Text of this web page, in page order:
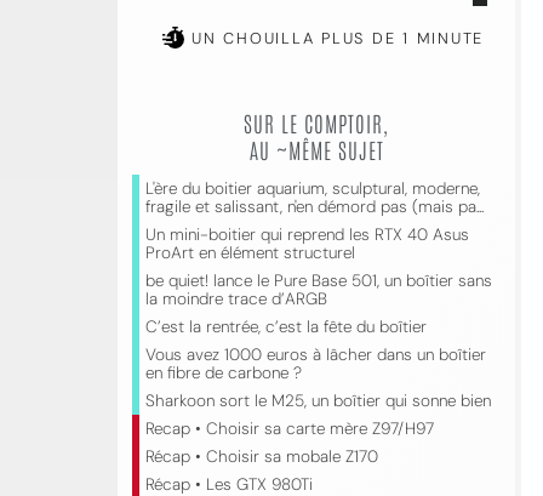
UN CHOUILLA PLUS DE 1 MINUTE
SUR LE COMPTOIR,
AU ~MÊME SUJET
L'ère du boitier aquarium, sculptural, moderne,
fragile et salissant, n'en démord pas (mais pa...
Un mini-boitier qui reprend les RTX 40 Asus
ProArt en élément structurel
be quiet! lance le Pure Base 501, un boîtier sans
la moindre trace d’ARGB
C’est la rentrée, c’est la fête du boîtier
Vous avez 1000 euros à lâcher dans un boîtier
en fibre de carbone ?
Sharkoon sort le M25, un boîtier qui sonne bien
Recap • Choisir sa carte mère Z97/H97
Récap • Choisir sa mobale Z170
Récap • Les GTX 980Ti